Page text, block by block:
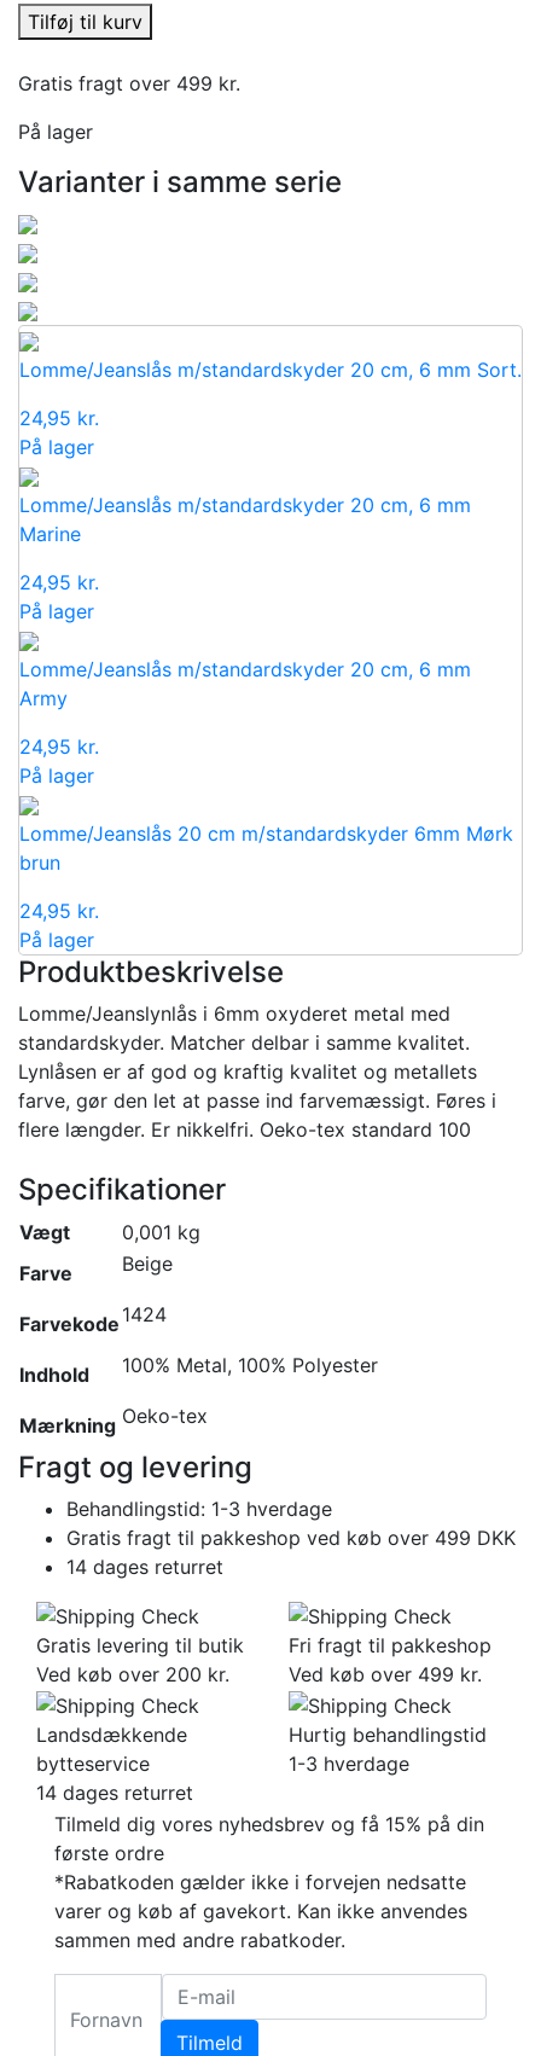
Tilføj til kurv
Gratis fragt over 499 kr.
På lager
Varianter i samme serie
Lomme/Jeanslås m/standardskyder 20 cm, 6 mm Sort.
24,95 kr.
På lager
Lomme/Jeanslås m/standardskyder 20 cm, 6 mm
Marine
24,95 kr.
På lager
Lomme/Jeanslås m/standardskyder 20 cm, 6 mm
Army
24,95 kr.
På lager
Lomme/Jeanslås 20 cm m/standardskyder 6mm Mørk
brun
24,95 kr.
På lager
Produktbeskrivelse
Lomme/Jeanslynlås i 6mm oxyderet metal med
standardskyder. Matcher delbar i samme kvalitet.
Lynlåsen er af god og kraftig kvalitet og metallets
farve, gør den let at passe ind farvemæssigt. Føres i
flere længder. Er nikkelfri. Oeko-tex standard 100
Specifikationer
Vægt
0,001 kg
Farve
Beige
Farvekode 1424
Indhold 100% Metal, 100% Polyester
Mærkning Oeko-tex
Fragt og levering
Behandlingstid: 1-3 hverdage
Gratis fragt til pakkeshop ved køb over 499 DKK
14 dages returret
Gratis levering til butik
Ved køb over 200 kr.
Fri fragt til pakkeshop
Ved køb over 499 kr.
Landsdækkende
bytteservice
14 dages returret
Hurtig behandlingstid
1-3 hverdage
Tilmeld dig vores nyhedsbrev og få 15% på din
første ordre
*Rabatkoden gælder ikke i forvejen nedsatte
varer og køb af gavekort. Kan ikke anvendes
sammen med andre rabatkoder.
Tilmeld